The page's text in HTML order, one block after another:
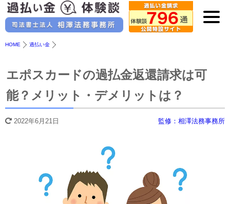
HOME 過払い金
エポスカードの過払金返還請求は可
能？メリット・デメリットは？
2022年6月21日 監修：相澤法務事務所